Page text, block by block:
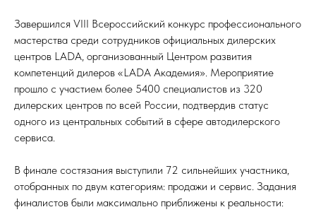
Завершился VIII Всероссийский конкурс профессионального
мастерства среди сотрудников официальных дилерских
центров LADA, организованный Центром развития
компетенций дилеров «LADA Академия». Мероприятие
прошло с участием более 5400 специалистов из 320
дилерских центров по всей России, подтвердив статус
одного из центральных событий в сфере автодилерского
сервиса.
В финале состязания выступили 72 сильнейших участника,
отобранных по двум категориям: продажи и сервис. Задания
финалистов были максимально приближены к реальности: